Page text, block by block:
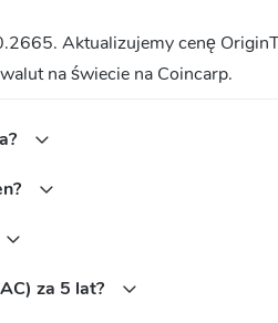
Aktualizujemy cenę
na świecie na Coincarp.
za 5 lat?